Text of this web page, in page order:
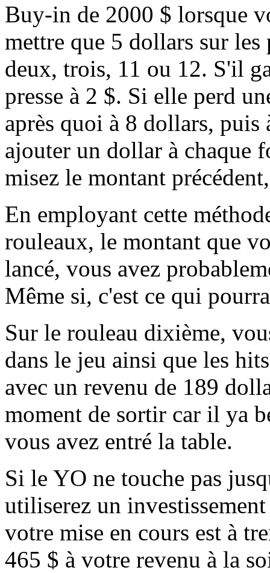
Buy-in de 2000 $ lorsque
mettre que 5 dollars sur les
deux, trois, 11 ou 12. S'il
presse à 2 $. Si elle perd
après quoi à 8 dollars, puis
ajouter un dollar à chaque
misez le montant
En employant cette
rouleaux, le montant que
lancé, vous avez
Même si, c'est ce qui
Sur le rouleau dixième,
dans le jeu ainsi que les
avec un revenu de 189
moment de sortir car il ya
vous avez entré la table.
Si le YO ne touche pas
utiliserez un
votre mise en cours est à
465 $ à votre revenu à la